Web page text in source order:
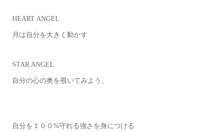
HEART ANGEL
月は自分を大きく動かす
STAR ANGEL
自分の心の奥を覗いてみよう。
自分を１００%守れる強さを身につける